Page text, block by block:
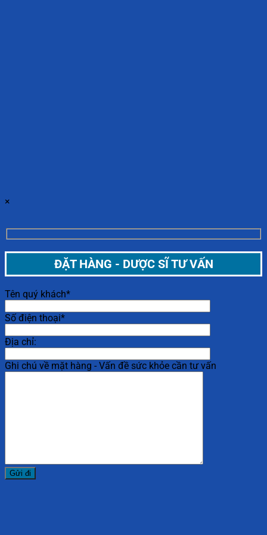
×
ĐẶT HÀNG - DƯỢC SĨ TƯ VẤN
Tên quý khách*
Số điện thoại*
Địa chỉ:
Ghi chú về mặt hàng - Vấn đề sức khỏe cần tư vấn